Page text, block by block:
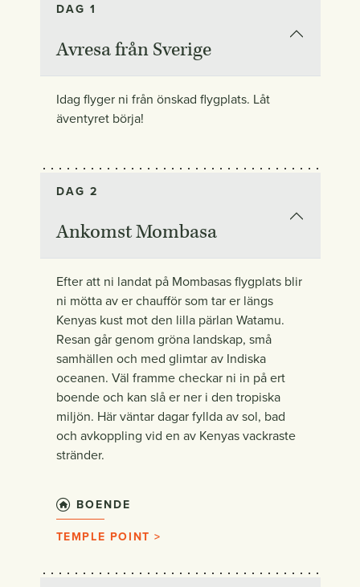
DAG 1
Avresa från Sverige
Idag flyger ni från önskad flygplats. Låt
äventyret börja!
DAG 2
Ankomst Mombasa
Efter att ni landat på Mombasas flygplats blir
ni mötta av er chaufför som tar er längs
Kenyas kust mot den lilla pärlan Watamu.
Resan går genom gröna landskap, små
samhällen och med glimtar av Indiska
oceanen. Väl framme checkar ni in på ert
boende och kan slå er ner i den tropiska
miljön. Här väntar dagar fyllda av sol, bad
och avkoppling vid en av Kenyas vackraste
stränder.
BOENDE
TEMPLE POINT >